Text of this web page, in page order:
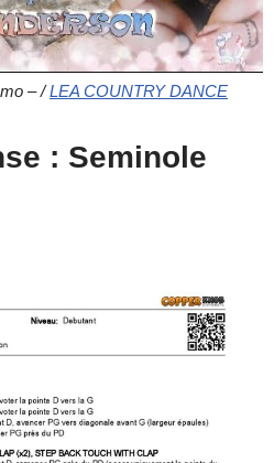
– /LEA COUNTRY DANCE
: Seminole